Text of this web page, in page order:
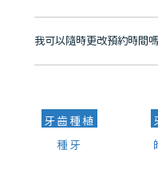
可以。維港口腔會按照當日匯
我可以隨時更改預約時間
可以，請盡早通過wechat或
牙齒種植
種牙